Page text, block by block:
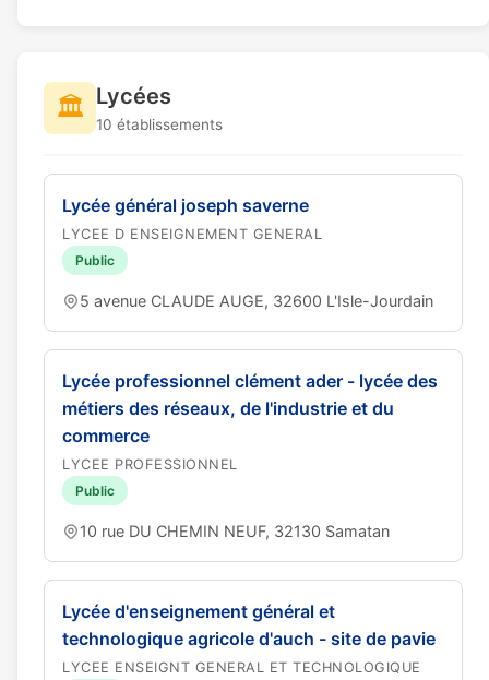
🏛️ Lycées
10 établissements
Lycée général joseph saverne
LYCEE D ENSEIGNEMENT GENERAL
Public
5 avenue CLAUDE AUGE, 32600 L'Isle-Jourdain
Lycée professionnel clément ader - lycée des
métiers des réseaux, de l'industrie et du
commerce
LYCEE PROFESSIONNEL
Public
10 rue DU CHEMIN NEUF, 32130 Samatan
Lycée d'enseignement général et
technologique agricole d'auch - site de pavie
LYCEE ENSEIGNT GENERAL ET TECHNOLOGIQUE